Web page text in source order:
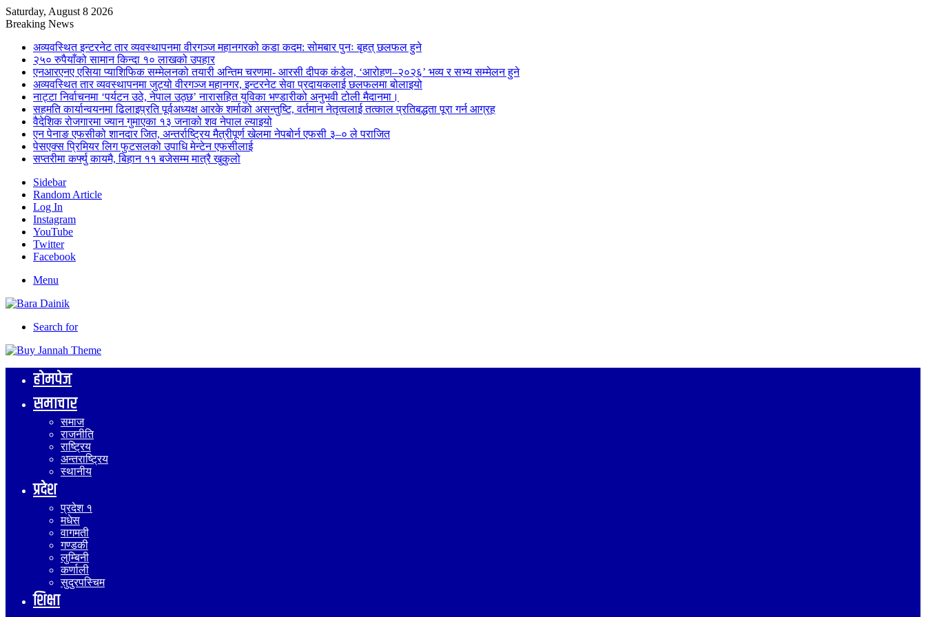
Saturday, August 8 2026
Breaking News
अव्यवस्थित इन्टरनेट तार व्यवस्थापनमा वीरगञ्ज महानगरको कडा कदम: सोमबार पुनः बृहत् छलफल हुने
२५० रुपैयाँको सामान किन्दा १० लाखको उपहार
एनआरएनए एसिया प्याशिफिक सम्मेलनको तयारी अन्तिम चरणमा- आरसी दीपक कंडेल, ‘आरोहण–२०२६’ भव्य र सभ्य सम्मेलन हुने
अव्यवस्थित तार व्यवस्थापनमा जुट्यो वीरगञ्ज महानगर, इन्टरनेट सेवा प्रदायकलाई छलफलमा बोलाइयो
नाट्टा निर्वाचनमा ‘पर्यटन उठे, नेपाल उठ्छ’ नारासहित युविका भण्डारीको अनुभवी टोली मैदानमा।
सहमति कार्यान्वयनमा ढिलाइप्रति पूर्वअध्यक्ष आरके शर्माको असन्तुष्टि, वर्तमान नेतृत्वलाई तत्काल प्रतिबद्धता पूरा गर्न आग्रह
वैदेशिक रोजगारमा ज्यान गुमाएका १३ जनाको शव नेपाल ल्याइयो
एन पेनाङ एफसीको शानदार जित, अन्तर्राष्ट्रिय मैत्रीपूर्ण खेलमा नेपबोर्न एफसी ३–० ले पराजित
पेसएक्स प्रिमियर लिग फुटसलको उपाधि मेन्टेन एफसीलाई
सप्तरीमा कर्फ्यु कायमै, बिहान ११ बजेसम्म मात्रै खुकुलो
Sidebar
Random Article
Log In
Instagram
YouTube
Twitter
Facebook
Menu
Search for
होमपेज
समाचार
समाज
राजनीति
राष्ट्रिय
अन्तराष्ट्रिय
स्थानीय
प्रदेश
प्रदेश १
मधेस
वागमती
गण्डकी
लुम्बिनी
कर्णाली
सुदुरपस्चिम
शिक्षा